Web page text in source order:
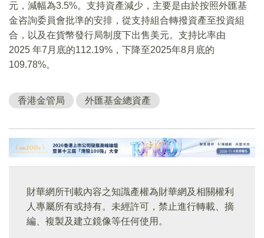
元，減幅為3.5%。支持資產減少，主要是由於按照外匯基
金咨詢委員會批準的安排，從支持組合轉撥資產至投資組
合，以及在貨幣發行局制度下出售美元。支持比率由
2025 年7月底的112.19%，下降至2025年8月底的
109.78%。
香港金管局 外匯基金總資產
財華網所刊載內容之知識產權為財華網及相關權利
人專屬所有或持有。未經許可，禁止進行轉載、摘
編、複製及建立鏡像等任何使用。